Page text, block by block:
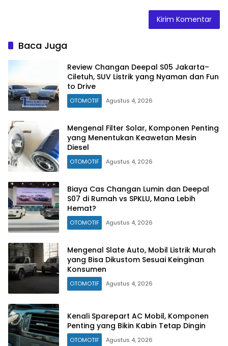
Baca Juga
Review Changan Deepal S05 Jakarta–
Ciletuh, SUV Listrik yang Nyaman dan Fun
to Drive
OTOMOTIF Agustus 4, 2026
Mengenal Filter Solar, Komponen Penting
yang Menentukan Keawetan Mesin
Diesel
OTOMOTIF Agustus 4, 2026
Biaya Cas Changan Lumin dan Deepal
S07 di Rumah vs SPKLU, Mana Lebih
Hemat?
OTOMOTIF Agustus 4, 2026
Mengenal Slate Auto, Mobil Listrik Murah
yang Bisa Dikustom Sesuai Keinginan
Konsumen
OTOMOTIF Agustus 4, 2026
Kenali Sparepart AC Mobil, Komponen
Penting yang Bikin Kabin Tetap Dingin
OTOMOTIF Agustus 4, 2026